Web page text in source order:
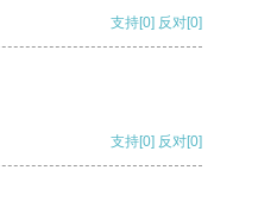
支持[0] 反对[0]
支持[0] 反对[0]